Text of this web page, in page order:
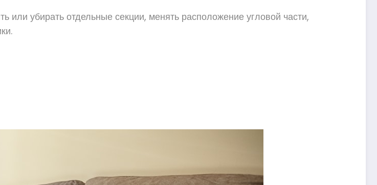
убирать отдельные секции, менять расположение угловой части,